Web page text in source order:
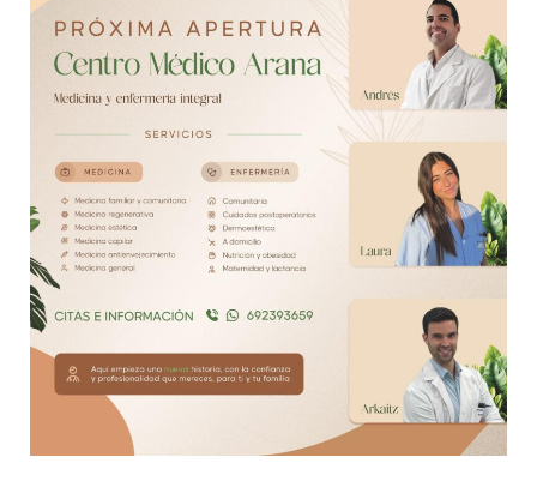
explosión
de
un
coche-
bomba
en
Getxo